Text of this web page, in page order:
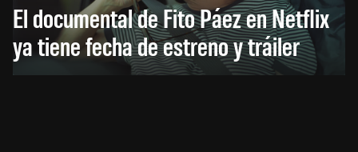
El documental de Fito Páez en Netflix
ya tiene fecha de estreno y tráiler